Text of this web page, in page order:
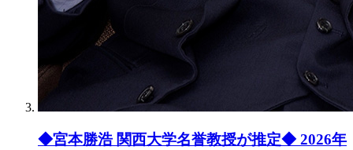
◆宮本勝浩 関西大学名誉教授が推定◆ 2026年